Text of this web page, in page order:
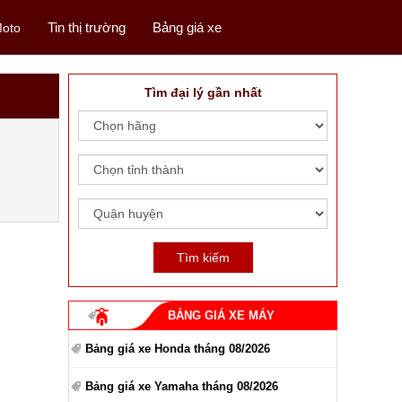
Tin thị trường Bảng giá xe
Tìm đại lý gần nhất
BẢNG GIÁ XE MÁY
Bảng giá xe Honda tháng 08/2026
Bảng giá xe Yamaha tháng 08/2026